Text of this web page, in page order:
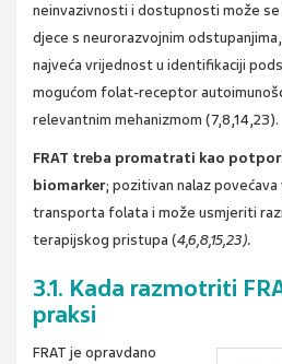
neinvazivnosti i dostupnosti može
djece s neurorazvojnim
najveća vrijednost u identifikaciji
mogućom folat-receptor
relevantnim mehanizmom (7,8,14,23).
FRAT treba promatrati kao
biomarker; pozitivan nalaz
transporta folata i može usmjeriti
terapijskog pristupa (4,6,8,15,23).
3.1. Kada razmotriti
praksi
FRAT je opravdano